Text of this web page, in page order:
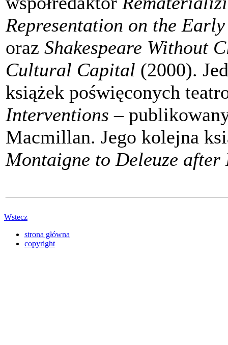
Representation on the
oraz Shakespeare Without
Cultural Capital (2000).
książek poświęconych
Interventions–
Macmillan. Jego kolejna
Montaigne to Deleuze
Wstecz
strona główna
copyright